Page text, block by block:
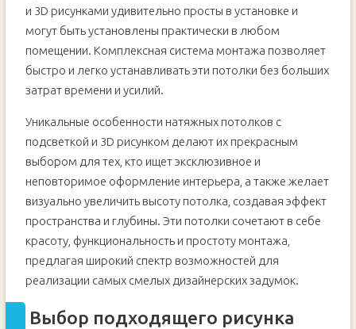
и 3D рисунками удивительно просты в установке и
могут быть установлены практически в любом
помещении. Комплексная система монтажа позволяет
быстро и легко устанавливать эти потолки без больших
затрат времени и усилий.
Уникальные особенности натяжных потолков с
подсветкой и 3D рисунком делают их прекрасным
выбором для тех, кто ищет эксклюзивное и
неповторимое оформление интерьера, а также желает
визуально увеличить высоту потолка, создавая эффект
пространства и глубины. Эти потолки сочетают в себе
красоту, функциональность и простоту монтажа,
предлагая широкий спектр возможностей для
реализации самых смелых дизайнерских задумок.
Выбор подходящего рисунка